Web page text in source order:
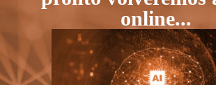
online...